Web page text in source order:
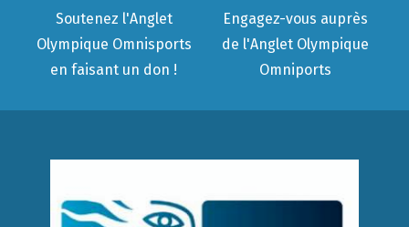
Soutenez l'Anglet
Olympique Omnisports
en faisant un don !
Engagez-vous auprès
de l'Anglet Olympique
Omniports